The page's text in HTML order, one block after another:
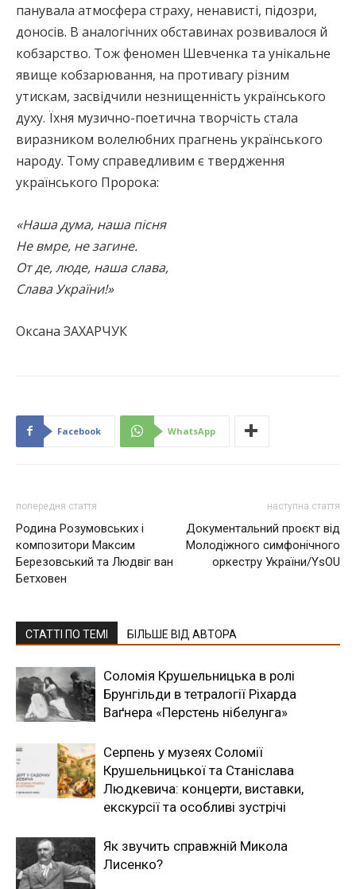
панувала атмосфера страху, ненависті, підозри,
доносів. В аналогічних обставинах розвивалося й
кобзарство. Тож феномен Шевченка та унікальне
явище кобзарювання, на противагу різним
утискам, засвідчили незнищенність українського
духу. Їхня музично-поетична творчість стала
виразником волелюбних прагнень українського
народу. Тому справедливим є твердження
українського Пророка:
«Наша дума, наша пісня
Не вмре, не загине.
От де, люде, наша слава,
Слава України!»
Оксана ЗАХАРЧУК
Facebook WhatsApp
попередня стаття
Родина Розумовських і
композитори Максим
Березовський та Людвіг ван
Бетховен
наступна стаття
Документальний проєкт від
Молодіжного симфонічного
оркестру України/YsOU
СТАТТІ ПО ТЕМІ БІЛЬШЕ ВІД АВТОРА
Соломія Крушельницька в ролі
Брунгільди в тетралогії Ріхарда
Ваґнера «Перстень нібелунга»
Серпень у музеях Соломії
Крушельницької та Станіслава
Людкевича: концерти, виставки,
екскурсії та особливі зустрічі
Як звучить справжній Микола
Лисенко?